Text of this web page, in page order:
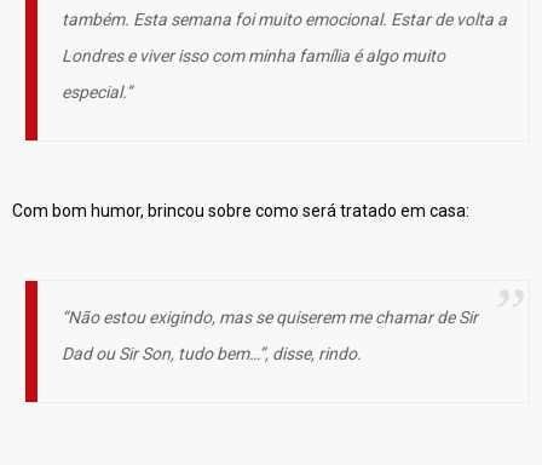
também. Esta semana foi muito emocional. Estar de volta a
Londres e viver isso com minha família é algo muito
especial.”
Com bom humor, brincou sobre como será tratado em casa:
“Não estou exigindo, mas se quiserem me chamar deSir
DadouSir Son, tudo bem…”, disse, rindo.